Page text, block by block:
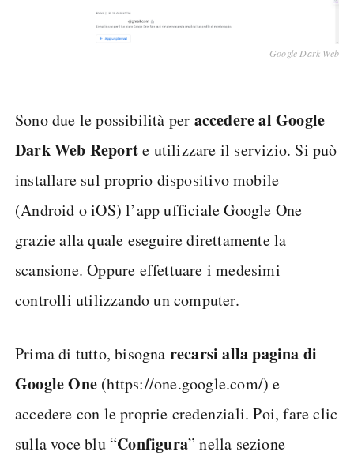
Google Dark Web
Sono due le possibilità per accedere al Google
Dark Web Reporte utilizzare il servizio. Si può
installare sul proprio dispositivo mobile
(Android o iOS) l’app ufficiale Google One
grazie alla quale eseguire direttamente la
scansione. Oppure effettuare i medesimi
controlli utilizzando un computer.
Prima di tutto, bisogna recarsi alla pagina di
Google One (https://one.google.com/) e
accedere con le proprie credenziali. Poi, fare clic
sulla voce blu “Configura” nella sezione